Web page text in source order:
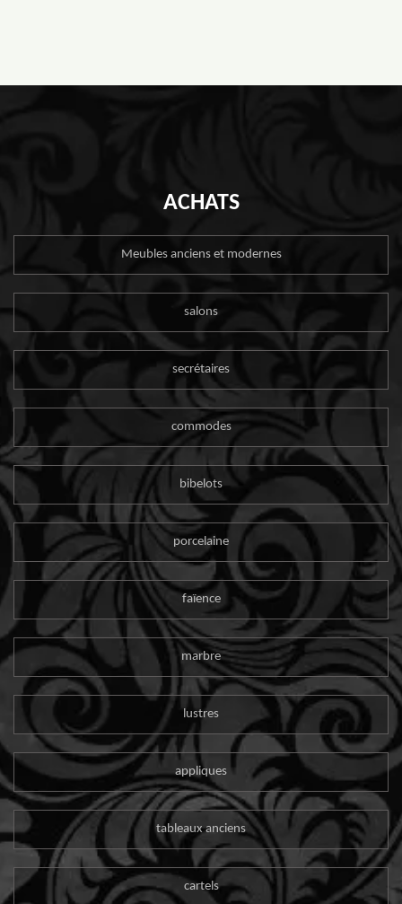
ACHATS
Meubles anciens et modernes
salons
secrétaires
commodes
bibelots
porcelaine
faïence
marbre
lustres
appliques
tableaux anciens
cartels